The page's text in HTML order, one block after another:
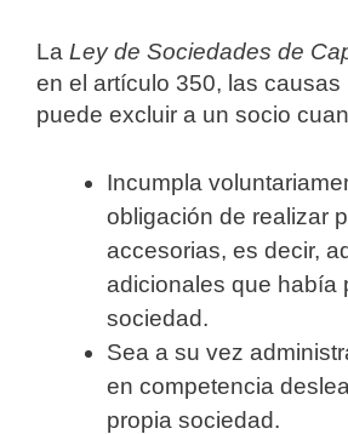
La Ley de Sociedades de
en el artículo 350, las causas
puede excluir a un socio
Incumpla
obligación de realizar
accesorias, es decir,
adicionales que había
sociedad.
Sea a su vez
en competencia
propia sociedad.